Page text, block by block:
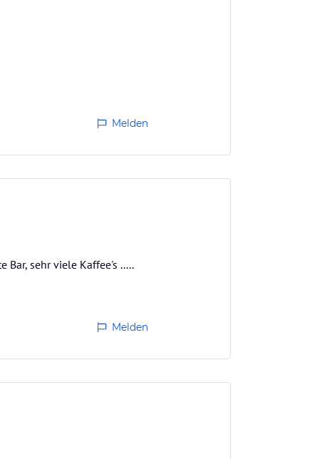
Melden
Bar, sehr viele Kaffee's .....
Melden